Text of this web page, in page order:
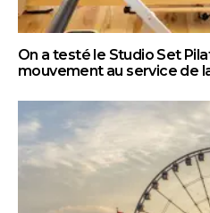
On a testé le Studio Set
mouvement au service de